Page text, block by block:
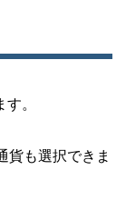
。
貨も選択できま